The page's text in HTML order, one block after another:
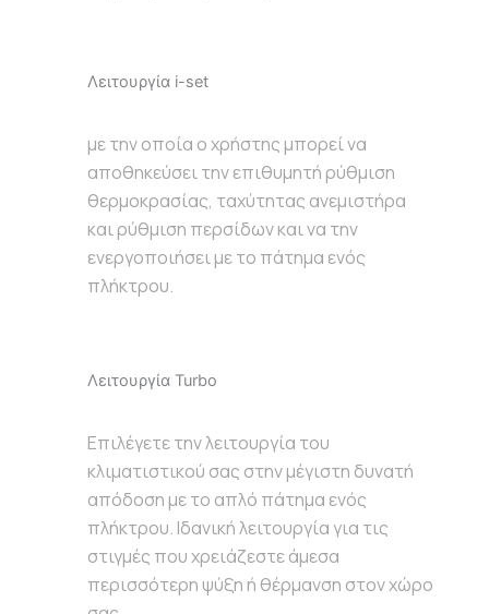
Λειτουργία i-set
με την οποία ο χρήστης μπορεί να
αποθηκεύσει την επιθυμητή ρύθμιση
θερμοκρασίας, ταχύτητας ανεμιστήρα
και ρύθμιση περσίδων και να την
ενεργοποιήσει με το πάτημα ενός
πλήκτρου.
Λειτουργία Turbo
Επιλέγετε την λειτουργία του
κλιματιστικού σας στην μέγιστη δυνατή
απόδοση με το απλό πάτημα ενός
πλήκτρου. Ιδανική λειτουργία για τις
στιγμές που χρειάζεστε άμεσα
περισσότερη ψύξη ή θέρμανση στον χώρο